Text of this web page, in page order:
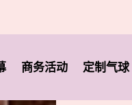
商务活动 定制气球